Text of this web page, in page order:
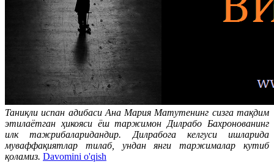
Таниқли испан адибаси Ана Мария Матутенинг сизга тақдим
этилаётган ҳикояси ёш таржимон Дилрабо Бахронованинг
илк тажрибаларидандир. Дилрабога келгуси ишларида
муваффақиятлар тилаб, ундан янги таржималар кутиб
қоламиз. Davomini o'qish